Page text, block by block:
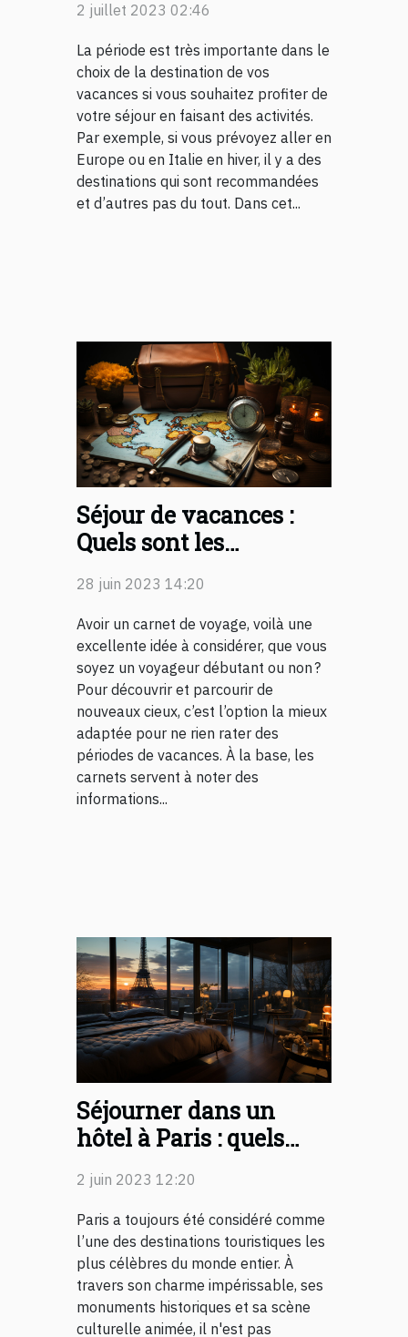
2 juillet 2023 02:46
La période est très importante dans le
choix de la destination de vos
vacances si vous souhaitez profiter de
votre séjour en faisant des activités.
Par exemple, si vous prévoyez aller en
Europe ou en Italie en hiver, il y a des
destinations qui sont recommandées
et d’autres pas du tout. Dans cet...
Séjour de vacances :
Quels sont les
avantages d’avoir un
carnet de voyage ?
28 juin 2023 14:20
Avoir un carnet de voyage, voilà une
excellente idée à considérer, que vous
soyez un voyageur débutant ou non ?
Pour découvrir et parcourir de
nouveaux cieux, c’est l’option la mieux
adaptée pour ne rien rater des
périodes de vacances. À la base, les
carnets servent à noter des
informations...
Séjourner dans un
hôtel à Paris : quels
sont les avantages que
cela présente ?
2 juin 2023 12:20
Paris a toujours été considéré comme
l’une des destinations touristiques les
plus célèbres du monde entier. À
travers son charme impérissable, ses
monuments historiques et sa scène
culturelle animée, il n'est pas